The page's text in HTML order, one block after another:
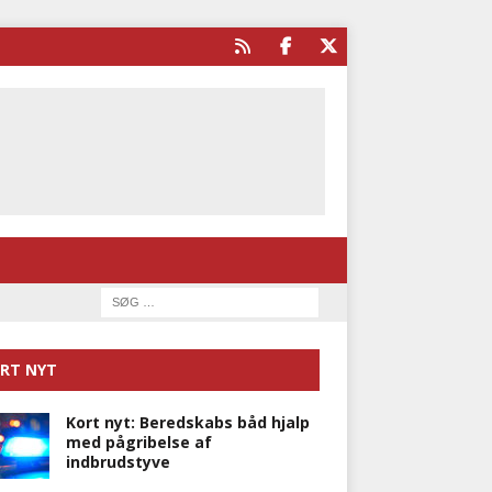
NYT
Kort nyt: Beredskabs båd hjalp
med pågribelse af
indbrudstyve